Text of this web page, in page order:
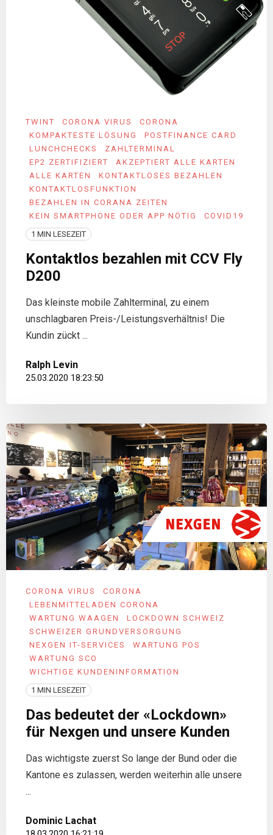
TWINT CORONA VIRUS
CORONA
KOMPAKTESTE LÖSUNG
POSTFINANCE CARD
LUNCHCHECKS
ZAHLTERMINAL
EP2 ZERTIFIZIERT
AKZEPTIERT ALLE KARTEN
ALLE KARTEN
KONTAKTLOSES BEZAHLEN
KONTAKTLOSFUNKTION
BEZAHLEN IN CORANA ZEITEN
KEIN SMARTPHONE ODER APP NÖTIG
COVID19
1 MIN LESEZEIT
Kontaktlos bezahlen mit CCV Fly
D200
Das kleinste mobile Zahlterminal, zu einem
unschlagbaren Preis-/Leistungsverhältnis! Die
Kundin zückt ...
Ralph Levin
25.03.2020 18:23:50
CORONA VIRUS
CORONA
LEBENMITTELADEN CORONA
WARTUNG WAAGEN
LOCKDOWN SCHWEIZ
SCHWEIZER GRUNDVERSORGUNG
NEXGEN IT-SERVICES
WARTUNG POS
WARTUNG SCO
WICHTIGE KUNDENINFORMATION
1 MIN LESEZEIT
Das bedeutet der «Lockdown»
für Nexgen und unsere Kunden
Das wichtigste zuerst So lange der Bund oder die
Kantone es zulassen, werden weiterhin alle unsere
...
Dominic Lachat